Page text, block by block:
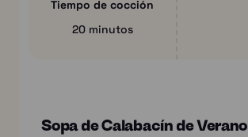
Tiempo de cocción
20 minutos
Sopa de Calabacín de Verano